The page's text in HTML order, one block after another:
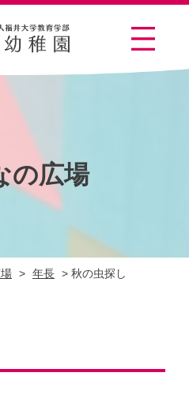
の広場
> 年長 > 秋の虫探し